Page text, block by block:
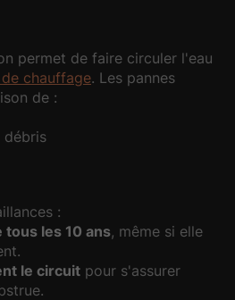
permet de faire circuler l'eau
chauffage. Les pannes
de :
débris
:
tous les 10 ans, même si elle
le circuit pour s'assurer